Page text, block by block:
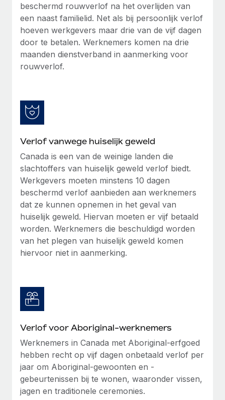
beschermd rouwverlof na het overlijden van
een naast familielid. Net als bij persoonlijk verlof
hoeven werkgevers maar drie van de vijf dagen
door te betalen. Werknemers komen na drie
maanden dienstverband in aanmerking voor
rouwverlof.
Verlof vanwege huiselijk geweld
Canada is een van de weinige landen die
slachtoffers van huiselijk geweld verlof biedt.
Werkgevers moeten minstens 10 dagen
beschermd verlof aanbieden aan werknemers
dat ze kunnen opnemen in het geval van
huiselijk geweld. Hiervan moeten er vijf betaald
worden. Werknemers die beschuldigd worden
van het plegen van huiselijk geweld komen
hiervoor niet in aanmerking.
Verlof voor Aboriginal-werknemers
Werknemers in Canada met Aboriginal-erfgoed
hebben recht op vijf dagen onbetaald verlof per
jaar om Aboriginal-gewoonten en -
gebeurtenissen bij te wonen, waaronder vissen,
jagen en traditionele ceremonies.